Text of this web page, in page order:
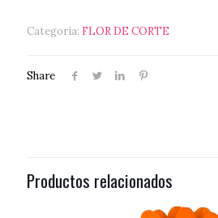
Categoría: FLOR DE CORTE
Share
Productos relacionados